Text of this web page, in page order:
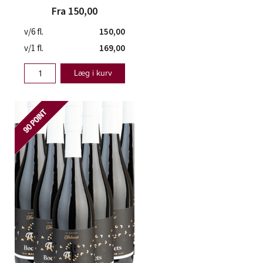
Fra 150,00
v/6 fl.
150,00
v/1 fl.
169,00
Læg i kurv